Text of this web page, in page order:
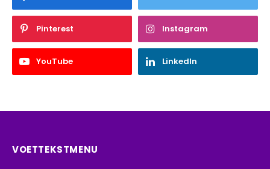
Pinterest Instagram
YouTube LinkedIn
VOETTEKSTMENU